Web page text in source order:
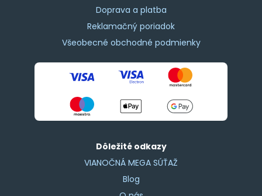
Doprava a platba
Reklamačný poriadok
Všeobecné obchodné podmienky
Dôležité odkazy
VIANOČNÁ MEGA SÚŤAŽ
Blog